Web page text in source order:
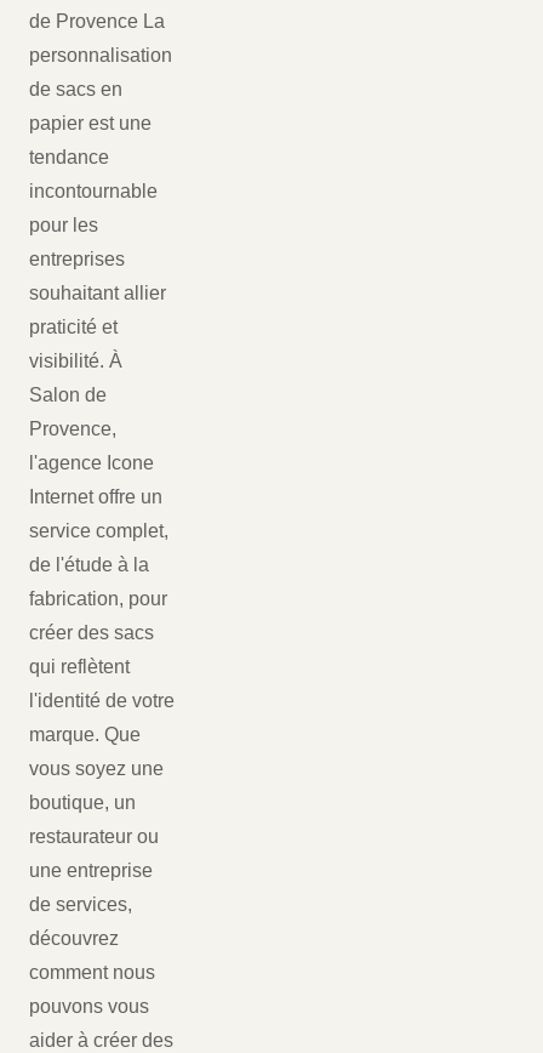
de Provence La
personnalisation
de sacs en
papier est une
tendance
incontournable
pour les
entreprises
souhaitant allier
praticité et
visibilité. À
Salon de
Provence,
l'agence Icone
Internet offre un
service complet,
de l'étude à la
fabrication, pour
créer des sacs
qui reflètent
l'identité de votre
marque. Que
vous soyez une
boutique, un
restaurateur ou
une entreprise
de services,
découvrez
comment nous
pouvons vous
aider à créer des